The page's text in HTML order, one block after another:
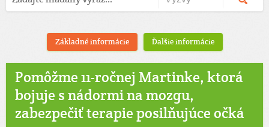
Základné informácie Ďalšie informácie
Pomôžme 11-ročnej Martinke, ktorá
bojuje s nádormi na mozgu,
zabezpečiť terapie posilňujúce očká